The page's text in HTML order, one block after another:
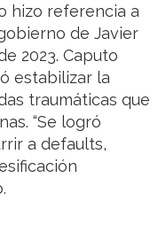
hizo referencia a
de Javier
2023. Caputo
estabilizar la
traumáticas que
“Se logró
a defaults,